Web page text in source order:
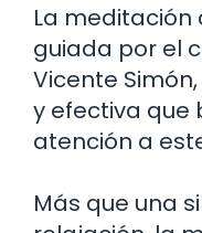
La meditación
guiada por el
Vicente
y efectiva que
atención a
Más que una